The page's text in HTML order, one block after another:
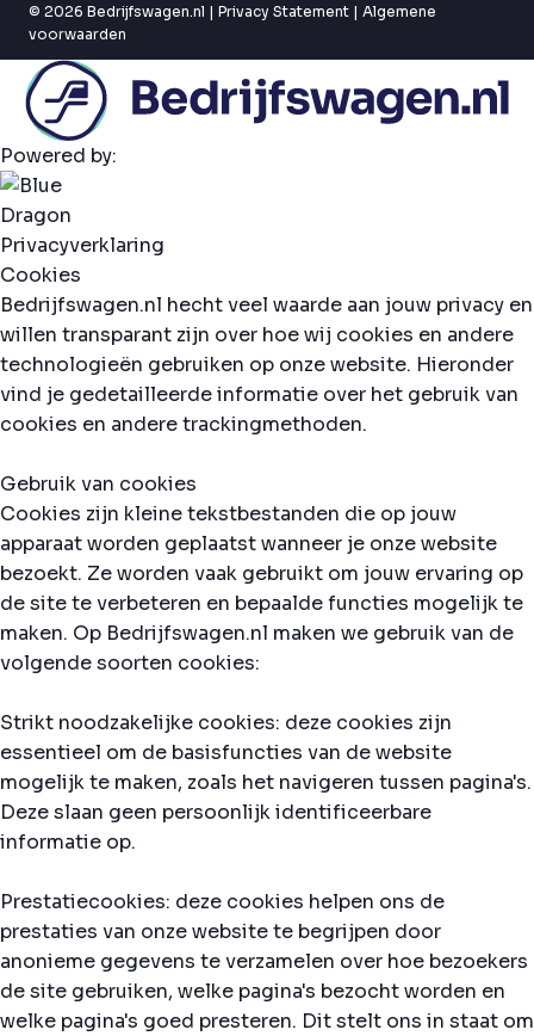
© 2026 Bedrijfswagen.nl | Privacy Statement | Algemene
voorwaarden
Powered by:
Privacyverklaring
Cookies
Bedrijfswagen.nl hecht veel waarde aan jouw privacy en
willen transparant zijn over hoe wij cookies en andere
technologieën gebruiken op onze website. Hieronder
vind je gedetailleerde informatie over het gebruik van
cookies en andere trackingmethoden.
Gebruik van cookies
Cookies zijn kleine tekstbestanden die op jouw
apparaat worden geplaatst wanneer je onze website
bezoekt. Ze worden vaak gebruikt om jouw ervaring op
de site te verbeteren en bepaalde functies mogelijk te
maken. Op Bedrijfswagen.nl maken we gebruik van de
volgende soorten cookies:
Strikt noodzakelijke cookies: deze cookies zijn
essentieel om de basisfuncties van de website
mogelijk te maken, zoals het navigeren tussen pagina's.
Deze slaan geen persoonlijk identificeerbare
informatie op.
Prestatiecookies: deze cookies helpen ons de
prestaties van onze website te begrijpen door
anonieme gegevens te verzamelen over hoe bezoekers
de site gebruiken, welke pagina's bezocht worden en
welke pagina's goed presteren. Dit stelt ons in staat om